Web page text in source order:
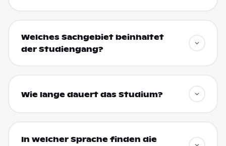
Welches Sachgebiet beinhaltet
der Studiengang?
Wie lange dauert das Studium?
In welcher Sprache finden die